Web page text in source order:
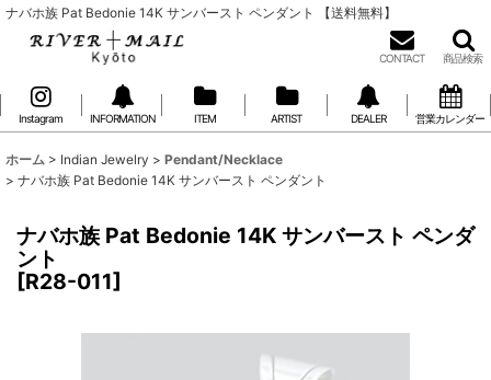
ナバホ族 Pat Bedonie 14K サンバースト ペンダント 【送料無料】
CONTACT 商品検索
Instagram INFORMATION ITEM ARTIST DEALER 営業カレンダー
ホーム > Indian Jewelry > Pendant/Necklace
> ナバホ族 Pat Bedonie 14K サンバースト ペンダント
ナバホ族 Pat Bedonie 14K サンバースト ペンダ
ント
[R28-011]